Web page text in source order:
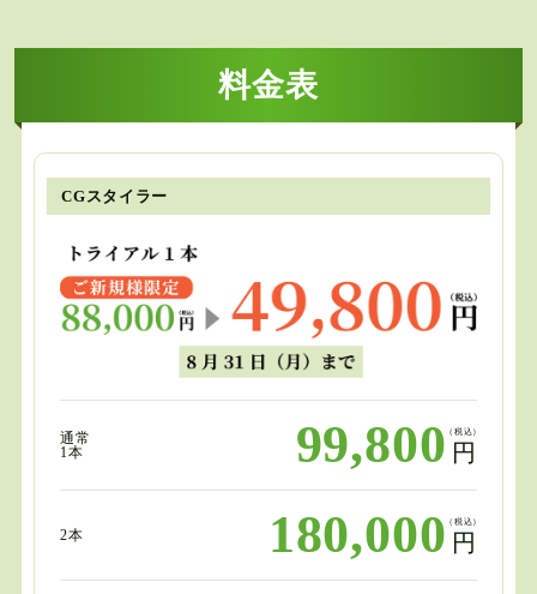
料金表
CGスタイラー
通常
1本
99,800 （税込）
円
2本 180,000 （税込）
円